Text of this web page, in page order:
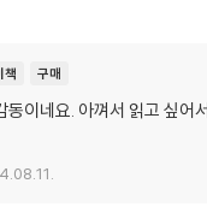
책 구매
동이네요. 아껴서 읽고 싶어